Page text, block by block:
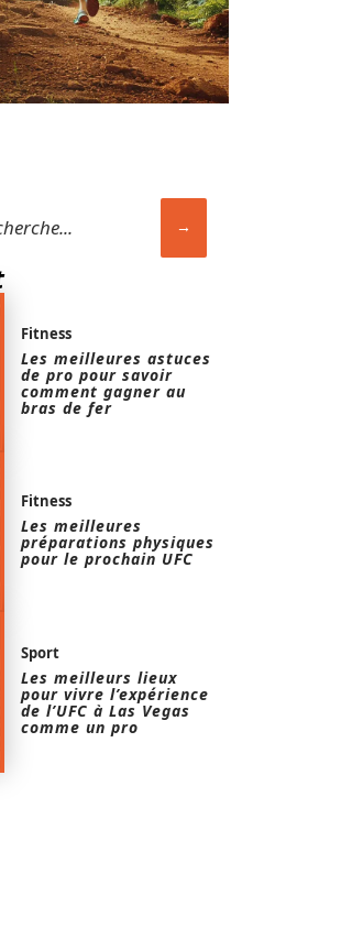
Fitness
Les meilleures astuces
de pro pour savoir
comment gagner au
bras de fer
Fitness
Les meilleures
préparations physiques
pour le prochain UFC
Sport
Les meilleurs lieux
pour vivre l’expérience
de l’UFC à Las Vegas
comme un pro